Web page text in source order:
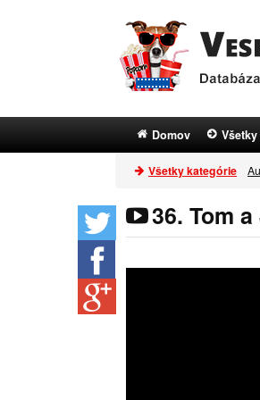
Domov
Všetky kategórie
36. Tom